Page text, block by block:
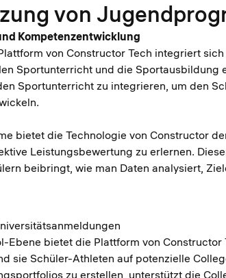
von
Kompetenzentwicklung
von Constructor Tech integriert
Sportunterricht und die
Sportunterricht zu integrieren, um den
bietet die Technologie von Constructor
Leistungsbewertung zu erlernen.
beibringt, wie man Daten analysiert,
Ebene bietet die Plattform von
sie Schüler-Athleten auf potenzielle
zu erstellen, unterstützt die